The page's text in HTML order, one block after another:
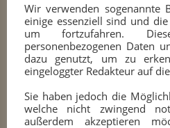
welche wir nun korrekt führen
nun beim ersten Blick schon
einen persönlich relevant ist
Zudem haben wir uns den SEOs
Suchleistenoptimierung). Wir
unseren Artikeln hinzugefügt,
Wir verwenden sogenannte
einige essenziell sind und
um fortzufahren.
personenbezogenen Daten
dazu genutzt, um zu
eingeloggter Redakteur auf
Sie haben jedoch die
welche nicht zwingend
außerdem akzeptieren